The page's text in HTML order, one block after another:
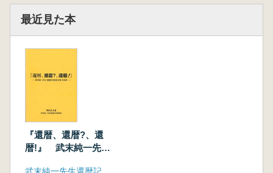
最近見た本
『還暦、還暦?、還
暦!』 武末純一先生